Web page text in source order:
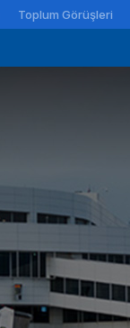
Toplum Görüşleri